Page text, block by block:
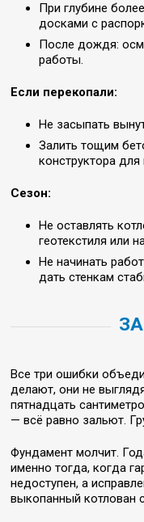
При глубине
досками с
После дождя:
работы.
Если перекопали:
Не засыпать
Залить тощим
конструктора
Сезон:
Не оставлять
геотекстиля или
Не начинать
дать стенкам
Все три ошибки
делают, они не
пятнадцать
— всё равно зальют.
Фундамент молчит.
именно тогда, когда
недоступен, а
выкопанный котлован